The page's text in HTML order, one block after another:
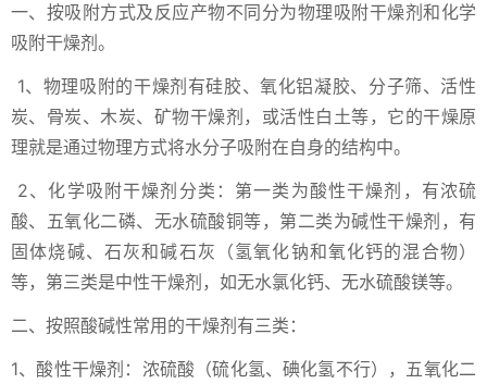
一、按吸附方式及反应产物不同分为物理吸附干燥剂和化学
吸附干燥剂。
1、物理吸附的干燥剂有硅胶、氧化铝凝胶、分子筛、活性
炭、骨炭、木炭、矿物干燥剂，或活性白土等，它的干燥原
理就是通过物理方式将水分子吸附在自身的结构中。
2、化学吸附干燥剂分类：第一类为酸性干燥剂，有浓硫
酸、五氧化二磷、无水硫酸铜等，第二类为碱性干燥剂，有
固体烧碱、石灰和碱石灰（氢氧化钠和氧化钙的混合物）
等，第三类是中性干燥剂，如无水氯化钙、无水硫酸镁等。
二、按照酸碱性常用的干燥剂有三类：
1、酸性干燥剂：浓硫酸（硫化氢、碘化氢不行），五氧化二